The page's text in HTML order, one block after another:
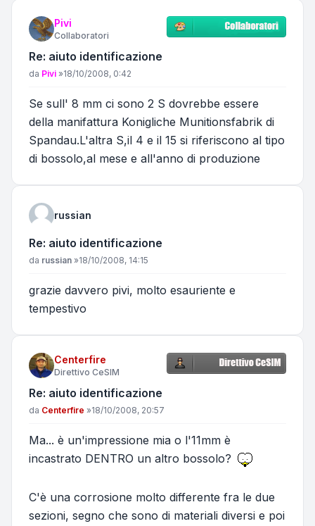
Pivi
Collaboratori
Re: aiuto identificazione
Messaggio
da Pivi »18/10/2008, 0:42
Se sull' 8 mm ci sono 2 S dovrebbe essere
della manifattura Konigliche Munitionsfabrik di
Spandau.L'altra S,il 4 e il 15 si riferiscono al tipo
di bossolo,al mese e all'anno di produzione
russian
Re: aiuto identificazione
Messaggio
da russian »18/10/2008, 14:15
grazie davvero pivi, molto esauriente e
tempestivo
Centerfire
Direttivo CeSIM
Re: aiuto identificazione
Messaggio
da Centerfire »18/10/2008, 20:57
Ma... è un'impressione mia o l'11mm è
incastrato DENTRO un altro bossolo?
C'è una corrosione molto differente fra le due
sezioni, segno che sono di materiali diversi e poi